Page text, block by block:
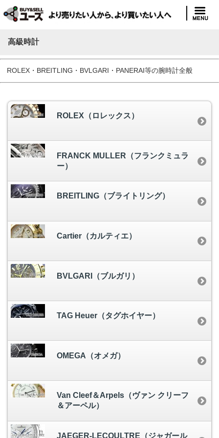
高級時計
ROLEX・BREITLING・BVLGARI・PANERAI等の腕時計全般
ROLEX（ロレックス）
FRANCK MULLER（フランクミュラ
ー）
BREITLING（ブライトリング）
Cartier（カルティエ）
BVLGARI（ブルガリ）
TAG Heuer（タグホイヤー）
OMEGA（オメガ）
Van Cleef＆Arpels（ヴァン クリーフ
＆アーペル）
JAEGER-LECOULTRE（ジャガール